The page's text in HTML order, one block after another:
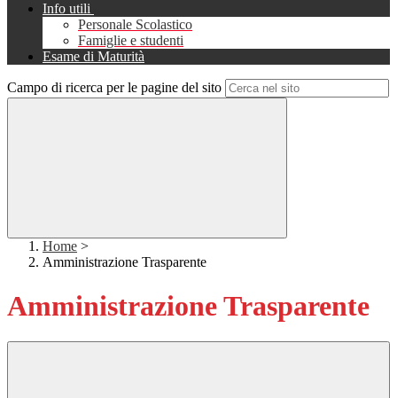
Info utili
Personale Scolastico
Famiglie e studenti
Esame di Maturità
Campo di ricerca per le pagine del sito
Home >
Amministrazione Trasparente
Amministrazione Trasparente